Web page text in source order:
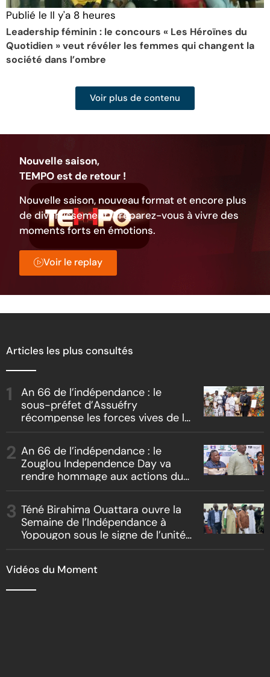
Publié le Il y'a 8 heures
Leadership féminin : le concours « Les Héroïnes du
Quotidien » veut révéler les femmes qui changent la
société dans l’ombre
Voir plus de contenu
Nouvelle saison,
TEMPO est de retour !
Nouvelle saison, nouveau format et encore plus
de divertissement. Préparez-vous à vivre des
moments forts en émotions.
Voir le replay
Articles les plus consultés
An 66 de l’indépendance : le
sous-préfet d’Assuéfry
récompense les forces vives de la
An 66 de l’indépendance : le
Zouglou Independence Day va
rendre hommage aux actions du
clash culturel Akyé vs Abbey
Téné Birahima Ouattara ouvre la
Semaine de l’Indépendance à
Yopougon sous le signe de l’unité
Vidéos du Moment